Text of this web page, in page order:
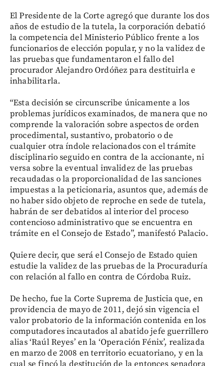
El Presidente de la Corte agregó que durante los dos
años de estudio de la tutela, la corporación debatió
la competencia del Ministerio Público frente a los
funcionarios de elección popular, y no la validez de
las pruebas que fundamentaron el fallo del
procurador Alejandro Ordóñez para destituirla e
inhabilitarla.
“Esta decisión se circunscribe únicamente a los
problemas jurídicos examinados, de manera que no
comprende la valoración sobre aspectos de orden
procedimental, sustantivo, probatorio o de
cualquier otra índole relacionados con el trámite
disciplinario seguido en contra de la accionante, ni
versa sobre la eventual invalidez de las pruebas
recaudadas o la proporcionalidad de las sanciones
impuestas a la peticionaria, asuntos que, además de
no haber sido objeto de reproche en sede de tutela,
habrán de ser debatidos al interior del proceso
contencioso administrativo que se encuentra en
trámite en el Consejo de Estado”, manifestó Palacio.
Quiere decir, que será el Consejo de Estado quien
estudie la validez de las pruebas de la Procuraduría
con relación al fallo en contra de Córdoba Ruiz.
De hecho, fue la Corte Suprema de Justicia que, en
providencia de mayo de 2011, dejó sin vigencia el
valor probatorio de la información contenida en los
computadores incautados al abatido jefe guerrillero
alias ‘Raúl Reyes’ en la ‘Operación Fénix’, realizada
en marzo de 2008 en territorio ecuatoriano, y en la
cual se fincó la destitución de la entonces senadora